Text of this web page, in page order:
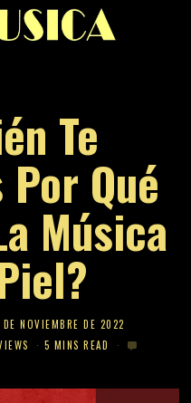
Te
Qué
Música
NOVIEMBRE DE 2022
5 MINS READ